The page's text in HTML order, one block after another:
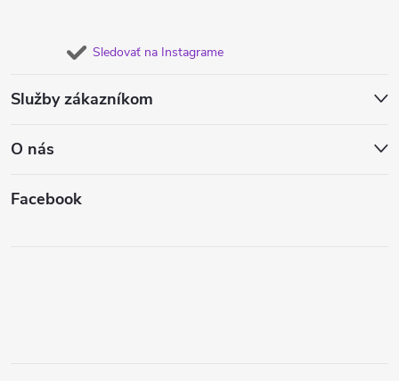
Sledovať na Instagrame
Služby zákazníkom
O nás
Facebook